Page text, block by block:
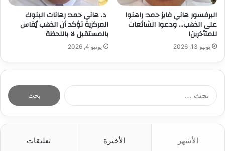
البرفسور هاني فايز حمد: راهنوا
على الذهب… ودعوا الشائعات
للمتأخرين!
يونيو 13, 2026
د. هاني حمد: رهانات البنوك
المركزية تؤكد أن الذهب يُقاس
بالمستقبل لا باللحظة
يونيو 4, 2026
الأشهر الأخيرة تعليقات